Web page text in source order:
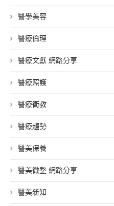
醫學美容
醫療倫理
醫療文獻 網路分享
醫療照護
醫療衛教
醫療趨勢
醫美保養
醫美微整 網路分享
醫美新知